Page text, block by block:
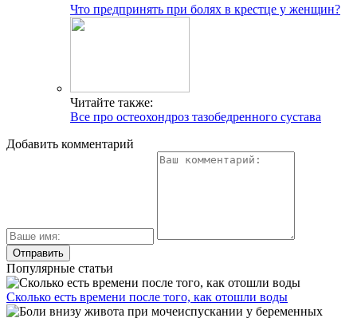
Что предпринять при болях в крестце у женщин?
Читайте также:
Все про остеохондроз тазобедренного сустава
Добавить комментарий
Популярные статьи
Сколько есть времени после того, как отошли воды